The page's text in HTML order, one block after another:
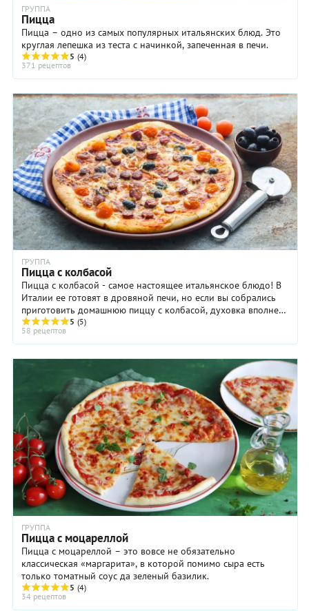
ГРУППА
Пицца
Пицца – одно из самых популярных итальянских блюд. Это
круглая лепешка из теста с начинкой, запеченная в печи.
5 (4)
371 рецептов
ГРУППА
Пицца с колбасой
Пицца с колбасой - самое настоящее итальянское блюдо! В
Италии ее готовят в дровяной печи, но если вы собрались
приготовить домашнюю пиццу с колбасой, духовка вполне
сгодится.
5 (5)
58 рецептов
ГРУППА
Пицца с моцареллой
Пицца с моцареллой – это вовсе не обязательно
классическая «маргарита», в которой помимо сыра есть
только томатный соус да зеленый базилик.
5 (4)
34 рецептов